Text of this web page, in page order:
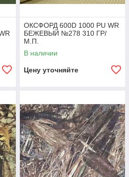
ОКСФОРД 600D 1000 PU WR
БЕЖЕВЫЙ №278 310 ГР/
М.П.
В наличии
Цену уточняйте